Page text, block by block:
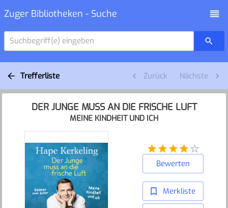
Zuger Bibliotheken - Suche
Suchbegriff(e) eingeben
Trefferliste Zurück Nächste
DER JUNGE MUSS AN DIE FRISCHE LUFT
MEINE KINDHEIT UND ICH
Bewerten
Merkliste